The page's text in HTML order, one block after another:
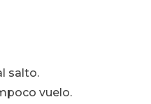
salto.
vuelo.